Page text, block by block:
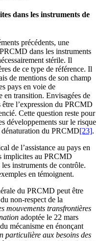
dans les instruments de
précédents, une
dans les instruments
stérile. Il
de ce type de référence. Il
de mentions de son champ
pays en voie de
en transition. Envisagées de
l’expression du PRCMD
Cette question reste pour
développements sur le risque
dénaturation du PRCMD[23].
de l’assistance au pays en
implicites au PRCMD
instruments de contrôle.
en témoignent.
du PRCMD peut être
non-respect de la
mouvements transfrontières
adoptée le 22 mars
mécanisme en énonçant
particulière aux besoins des